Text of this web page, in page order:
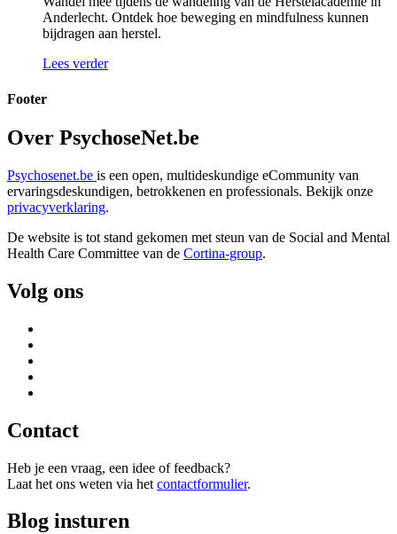
Anderlecht. Ontdek hoe beweging en mindfulness kunnen
bijdragen aan herstel.
Lees verder
Footer
Over PsychoseNet.be
Psychosenet.be is een open, multideskundige eCommunity van
ervaringsdeskundigen, betrokkenen en professionals. Bekijk onze
privacyverklaring.
De website is tot stand gekomen met steun van de Social and Mental
Health Care Committee van de Cortina-group.
Volg ons
Contact
Heb je een vraag, een idee of feedback?
Laat het ons weten via het contactformulier.
Blog insturen